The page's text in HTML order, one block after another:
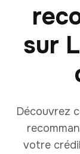
sur
Découvrez
votre